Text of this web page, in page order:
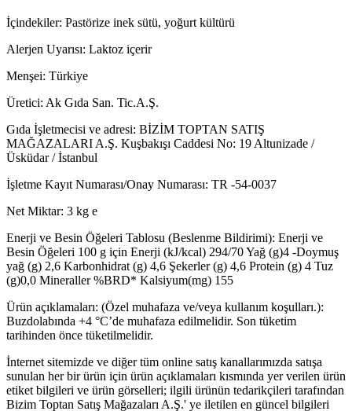
İçindekiler: Pastörize inek sütü, yoğurt kültürü
Alerjen Uyarısı: Laktoz içerir
Menşei: Türkiye
Üretici: Ak Gıda San. Tic.A.Ş.
Gıda İşletmecisi ve adresi: BİZİM TOPTAN SATIŞ
MAĞAZALARI A.Ş. Kuşbakışı Caddesi No: 19 Altunizade /
Üsküdar / İstanbul
İşletme Kayıt Numarası/Onay Numarası: TR -54-0037
Net Miktar: 3 kg e
Enerji ve Besin Öğeleri Tablosu (Beslenme Bildirimi): Enerji ve
Besin Öğeleri 100 g için Enerji (kJ/kcal) 294/70 Yağ (g)4 -Doymuş
yağ (g) 2,6 Karbonhidrat (g) 4,6 Şekerler (g) 4,6 Protein (g) 4 Tuz
(g)0,0 Mineraller %BRD* Kalsiyum(mg) 155
Ürün açıklamaları: (Özel muhafaza ve/veya kullanım koşulları.):
Buzdolabında +4 °C’de muhafaza edilmelidir. Son tüketim
tarihinden önce tüketilmelidir.
İnternet sitemizde ve diğer tüm online satış kanallarımızda satışa
sunulan her bir ürün için ürün açıklamaları kısmında yer verilen ürün
etiket bilgileri ve ürün görselleri; ilgili ürünün tedarikçileri tarafından
Bizim Toptan Satış Mağazaları A.Ş.' ye iletilen en güncel bilgileri